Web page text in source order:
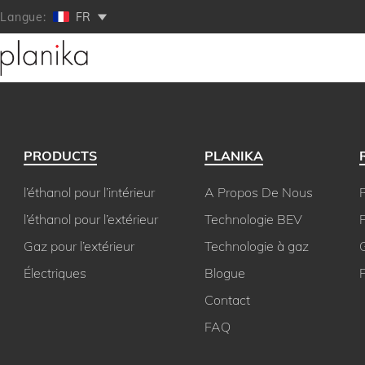
Langue: FR
PRODUCTS
l’éthanol pour l’intérieur
l’éthanol pour l’extérieur
Gaz pour l’extérieur
Électriques
PLANIKA
A Propos De Nous
Technologie BEV
Technologie à gaz
Blogue
Contact
FAQ